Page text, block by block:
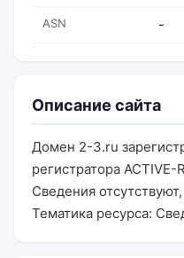
ASN -
Описание сайта
Домен 2-3.ru
регистратора
Сведения
Тематика ресурса: